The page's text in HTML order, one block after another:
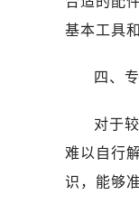
基本工具
四、
对于
难以自行
识，能够